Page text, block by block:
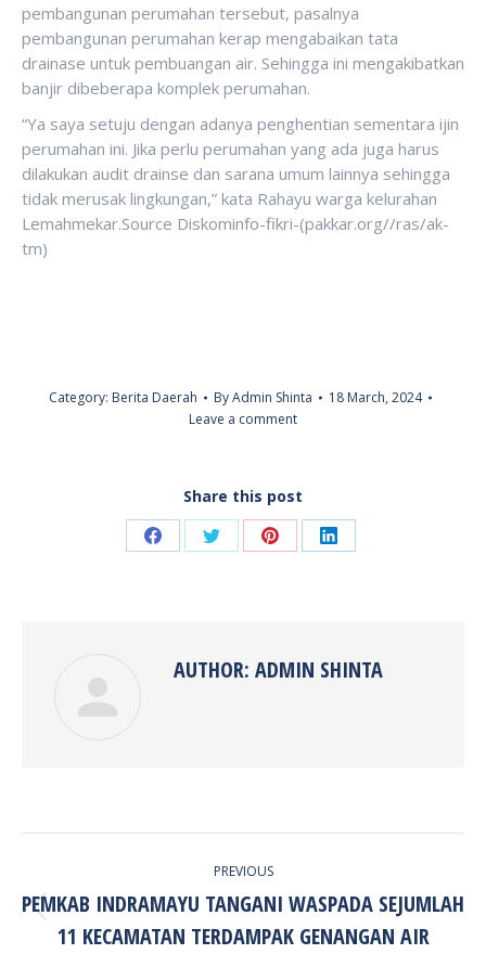
pembangunan perumahan tersebut, pasalnya
pembangunan perumahan kerap mengabaikan tata
drainase untuk pembuangan air. Sehingga ini mengakibatkan
banjir dibeberapa komplek perumahan.
“Ya saya setuju dengan adanya penghentian sementara ijin
perumahan ini. Jika perlu perumahan yang ada juga harus
dilakukan audit drainse dan sarana umum lainnya sehingga
tidak merusak lingkungan,” kata Rahayu warga kelurahan
Lemahmekar.Source Diskominfo-fikri-(pakkar.org//ras/ak-
tm)
Category: Berita Daerah ByAdmin Shinta
18 March, 2024
Leave a comment
Share this post
Share Share Share Share
AUTHOR: ADMIN SHINTA
PREVIOUS
Previous
post:
PEMKAB INDRAMAYU TANGANI WASPADA SEJUMLAH
11 KECAMATAN TERDAMPAK GENANGAN AIR